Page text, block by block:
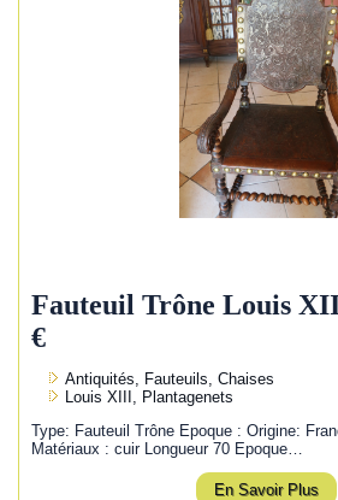
Fauteuil Trône Louis
€
Antiquités, Fauteuils, Chaises
Louis XIII, Plantagenets
Type: Fauteuil Trône Epoque : Origine:
Matériaux : cuir Longueur 70 Epoque…
En Savoir Plus